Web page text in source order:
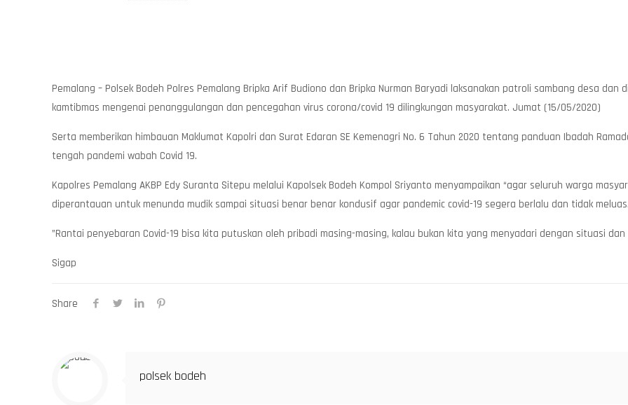
Pemalang – Polsek Bodeh Polres Pemalang Bripka Arif Budiono dan Bripka Nurman Baryadi laksanakan patroli sambang desa
kamtibmas mengenai penanggulangan dan pencegahan virus corona/covid 19 dilingkungan masyarakat. Jumat (15/05/2020)
Serta memberikan himbauan Maklumat Kapolri dan Surat Edaran SE Kemenagri No. 6 Tahun 2020 tentang panduan Ibadah
tengah pandemi wabah Covid 19.
Kapolres Pemalang AKBP Edy Suranta Sitepu melalui Kapolsek Bodeh Kompol Sriyanto menyampaikan “agar seluruh warga
diperantauan untuk menunda mudik sampai situasi benar benar kondusif agar pandemic covid-19 segera berlalu dan tidak
”Rantai penyebaran Covid-19 bisa kita putuskan oleh pribadi masing-masing, kalau bukan kita yang menyadari dengan situasi
Sigap
Share
polsek bodeh